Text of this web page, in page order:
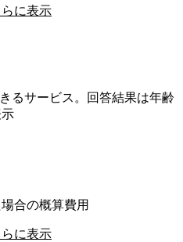
らに表示
るサービス。回答結果は年齢
合の概算費用
らに表示